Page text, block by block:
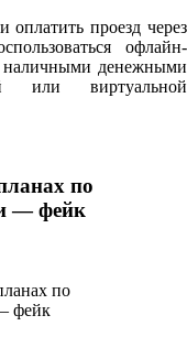
оплатить проезд через
офлайн-
наличными денежными
или виртуальной
по
— фейк